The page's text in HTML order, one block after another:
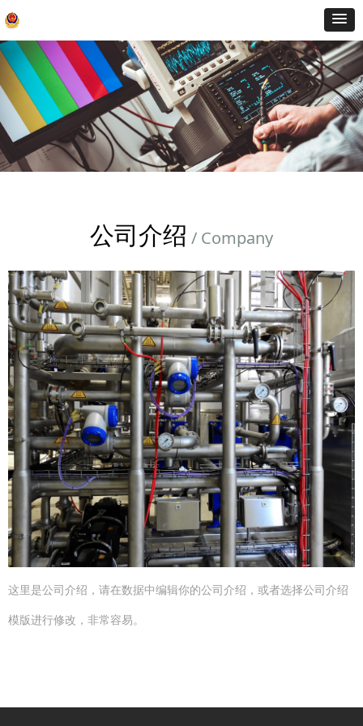
这里是公司介绍，请在数据中编辑你的公司介绍，或者选择公司介绍
模版进行修改，非常容易。
公司介绍 / Company